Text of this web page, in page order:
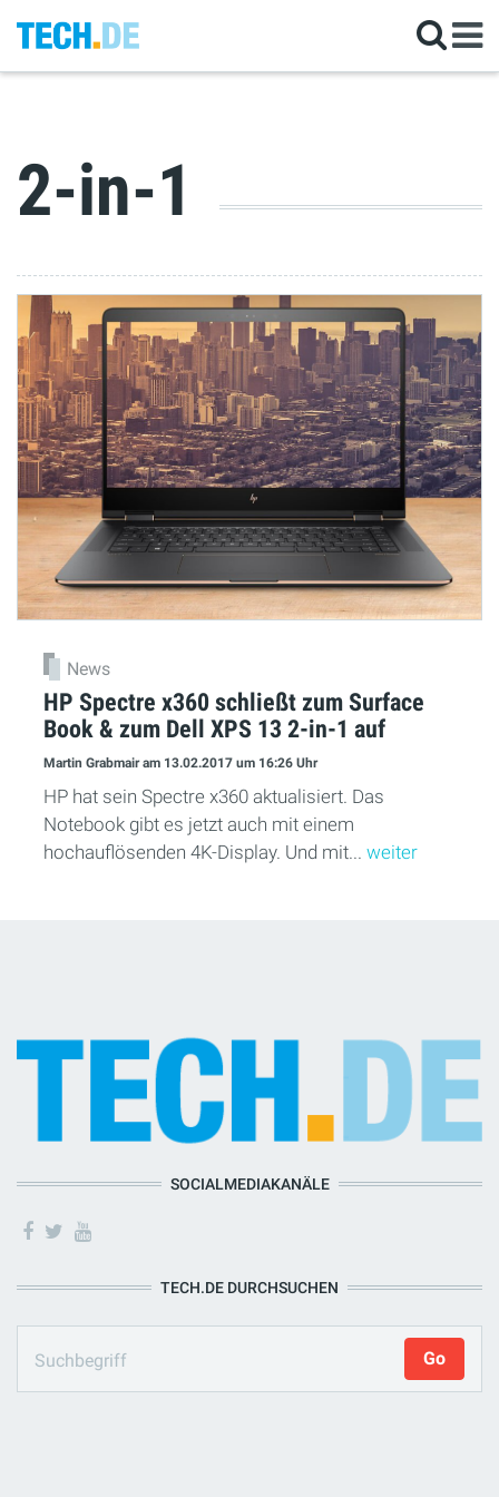
2-in-1
News
HP Spectre x360 schließt zum Surface
Book & zum Dell XPS 13 2-in-1 auf
Martin Grabmairam 13.02.2017 um 16:26 Uhr
HP hat sein Spectre x360 aktualisiert. Das
Notebook gibt es jetzt auch mit einem
hochauflösenden 4K-Display. Und mit... weiter
SOCIALMEDIAKANÄLE
TECH.DE DURCHSUCHEN